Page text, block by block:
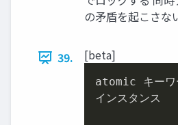
の⽭盾を起こさな
39. [beta]
atomic キーワ
インスタンス